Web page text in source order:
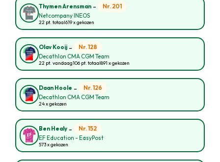
Thymen Arensman - Nr. 201
Netcompany INEOS
22 pt. totaal619 x gekozen
Olav Kooij - Nr. 128
Decathlon CMA CGM Team
22 pt. vandaag106 pt. totaal891 x gekozen
Daan Hoole - Nr. 126
Decathlon CMA CGM Team
24 x gekozen
Ben Healy - Nr. 152
EF Education - EasyPost
573 x gekozen